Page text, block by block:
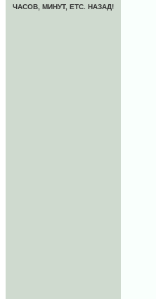
ЧАСОВ, МИНУТ, ETC. НАЗАД!